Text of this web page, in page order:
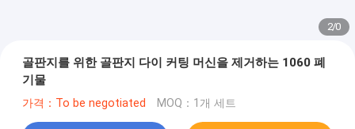
2/0
골판지를 위한 골판지 다이 커팅 머신을 제거하는 1060 폐
기물
가격：To be negotiated MOQ：1개 세트